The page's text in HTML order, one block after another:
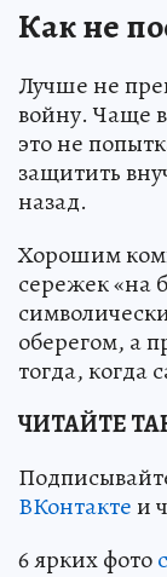
Как не
Лучше не
войну. Чаще
это не
защитить
назад.
Хорошим
сережек «на
оберегом, а
тогда, когда
ЧИТАЙТЕ
ВКонтактеи
6 ярких фото